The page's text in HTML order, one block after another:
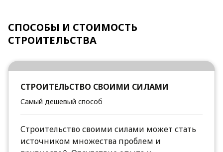
СПОСОБЫ И СТОИМОСТЬ
СТРОИТЕЛЬСТВА
СТРОИТЕЛЬСТВО СВОИМИ СИЛАМИ
Самый дешевый способ
Строительство своими силами может стать
источником множества проблем и